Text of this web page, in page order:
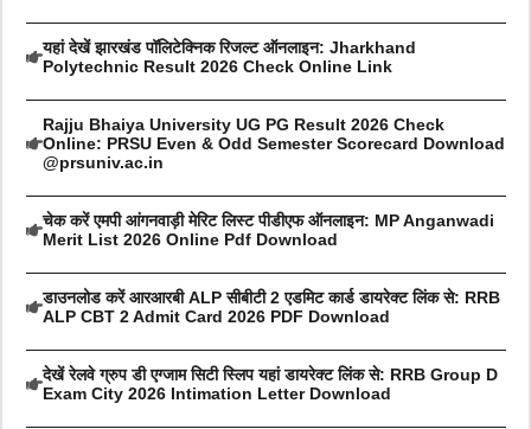
यहां देखें झारखंड पॉलिटेक्निक रिजल्ट ऑनलाइन: Jharkhand
Polytechnic Result 2026 Check Online Link
Rajju Bhaiya University UG PG Result 2026 Check
Online: PRSU Even & Odd Semester Scorecard Download
@prsuniv.ac.in
चेक करें एमपी आंगनवाड़ी मेरिट लिस्ट पीडीएफ ऑनलाइन: MP Anganwadi
Merit List 2026 Online Pdf Download
डाउनलोड करें आरआरबी ALP सीबीटी 2 एडमिट कार्ड डायरेक्ट लिंक से: RRB
ALP CBT 2 Admit Card 2026 PDF Download
देखें रेलवे ग्रुप डी एग्जाम सिटी स्लिप यहां डायरेक्ट लिंक से: RRB Group D
Exam City 2026 Intimation Letter Download